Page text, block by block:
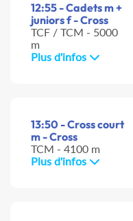
12:55 - Cadets m +
juniors f - Cross
TCF / TCM - 5000
m
Plus d'infos
13:50 - Cross court
m - Cross
TCM - 4100 m
Plus d'infos